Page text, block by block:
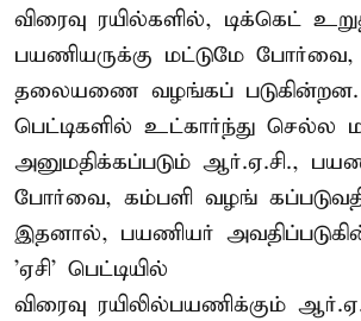
விரைவு ரயில்களில், டிக்கெட்
பயணியருக்கு மட்டுமே போர்வை,
தலையணை வழங்கப் படுகின்றன.
பெட்டிகளில் உட்கார்ந்து செல்ல
அனுமதிக்கப்படும் ஆர்.ஏ.சி.,
போர்வை, கம்பளி வழங்
இதனால், பயணியர்
'ஏசி' பெட்டியில்
விரைவு ரயிலில்பயணிக்கும்